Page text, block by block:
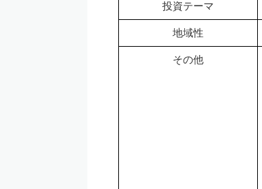
投資テーマ
地域性
その他